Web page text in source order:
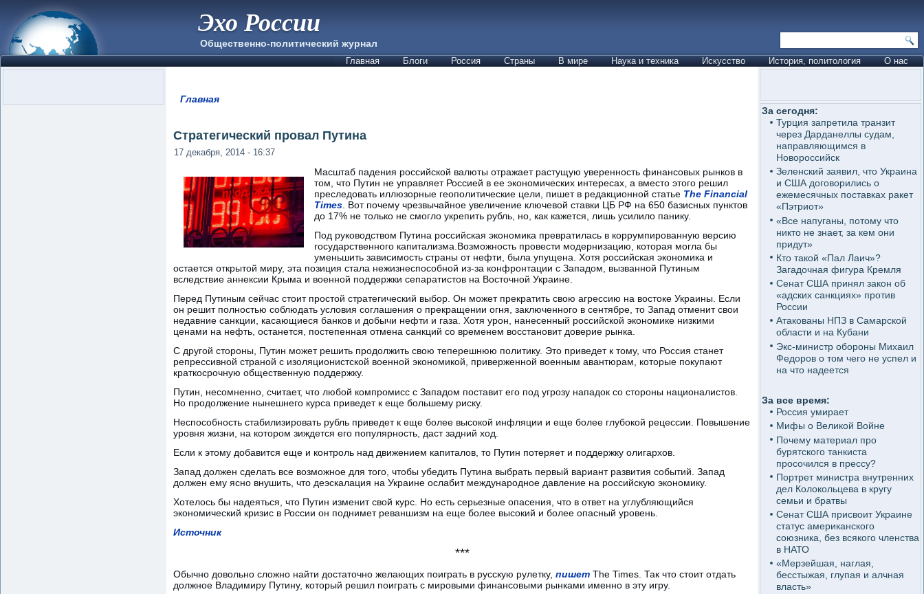
Эхо России
Общественно-политический журнал
Главная Блоги Россия Страны В мире Наука и техника Искусство История, политология О нас
Главная
Стратегический провал Путина
17 декабря, 2014 - 16:37
Масштаб падения российской валюты отражает растущую уверенность финансовых рынков в
том, что Путин не управляет Россией в ее экономических интересах, а вместо этого решил
преследовать иллюзорные геополитические цели, пишет в редакционной статье The Financial
Times . Вот почему чрезвычайное увеличение ключевой ставки ЦБ РФ на 650 базисных пунктов
до 17% не только не смогло укрепить рубль, но, как кажется, лишь усилило панику.
Под руководством Путина российская экономика превратилась в коррумпированную версию
государственного капитализма.Возможность провести модернизацию, которая могла бы
уменьшить зависимость страны от нефти, была упущена. Хотя российская экономика и
остается открытой миру, эта позиция стала нежизнеспособной из-за конфронтации с Западом, вызванной Путиным
вследствие аннексии Крыма и военной поддержки сепаратистов на Восточной Украине.
Перед Путиным сейчас стоит простой стратегический выбор. Он может прекратить свою агрессию на востоке Украины. Если
он решит полностью соблюдать условия соглашения о прекращении огня, заключенного в сентябре, то Запад отменит свои
недавние санкции, касающиеся банков и добычи нефти и газа. Хотя урон, нанесенный российской экономике низкими
ценами на нефть, останется, постепенная отмена санкций со временем восстановит доверие рынка.
С другой стороны, Путин может решить продолжить свою теперешнюю политику. Это приведет к тому, что Россия станет
репрессивной страной с изоляционистской военной экономикой, приверженной военным авантюрам, которые покупают
краткосрочную общественную поддержку.
Путин, несомненно, считает, что любой компромисс с Западом поставит его под угрозу нападок со стороны националистов.
Но продолжение нынешнего курса приведет к еще большему риску.
Неспособность стабилизировать рубль приведет к еще более высокой инфляции и еще более глубокой рецессии. Повышение
уровня жизни, на котором зиждется его популярность, даст задний ход.
Если к этому добавится еще и контроль над движением капиталов, то Путин потеряет и поддержку олигархов.
Запад должен сделать все возможное для того, чтобы убедить Путина выбрать первый вариант развития событий. Запад
должен ему ясно внушить, что деэскалация на Украине ослабит международное давление на российскую экономику.
Хотелось бы надеяться, что Путин изменит свой курс. Но есть серьезные опасения, что в ответ на углубляющийся
экономический кризис в России он поднимет реваншизм на еще более высокий и более опасный уровень.
Источник
***
Обычно довольно сложно найти достаточно желающих поиграть в русскую рулетку, пишет The Times. Так что стоит отдать
должное Владимиру Путину, который решил поиграть с мировыми финансовыми рынками именно в эту игру.
За сегодня:
Турция запретила транзит
через Дарданеллы судам,
направляющимся в
Новороссийск
Зеленский заявил, что Украина
и США договорились о
ежемесячных поставках ракет
«Пэтриот»
«Все напуганы, потому что
никто не знает, за кем они
придут»
Кто такой «Пал Лаич»?
Загадочная фигура Кремля
Сенат США принял закон об
«адских санкциях» против
России
Атакованы НПЗ в Самарской
области и на Кубани
Экс-министр обороны Михаил
Федоров о том чего не успел и
на что надеется
За все время:
Россия умирает
Мифы о Великой Войне
Почему материал про
бурятского танкиста
просочился в прессу?
Портрет министра внутренних
дел Колокольцева в кругу
семьи и братвы
Сенат США присвоит Украине
статус американского
союзника, без всякого членства
в НАТО
«Мерзейшая, наглая,
бесстыжая, глупая и алчная
власть»